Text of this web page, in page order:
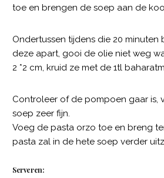
toe en brengen de soep aan de
Ondertussen tijdens die 20
deze apart, gooi de olie niet weg
2 *2 cm, kruid ze met de 1tl
Controleer of de pompoen gaar is,
soep zeer fijn.
Voeg de pasta orzo toe en breng
pasta zal in de hete soep verder
Serveren: